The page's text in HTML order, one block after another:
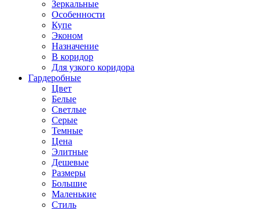
Зеркальные
Особенности
Купе
Эконом
Назначение
В коридор
Для узкого коридора
Гардеробные
Цвет
Белые
Светлые
Серые
Темные
Цена
Элитные
Дешевые
Размеры
Большие
Маленькие
Стиль